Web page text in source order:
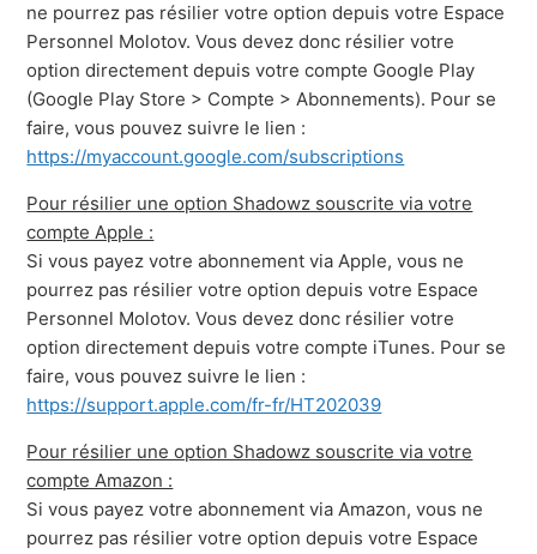
ne pourrez pas résilier votre option depuis votre Espace
Personnel Molotov. Vous devez donc résilier votre
option directement depuis votre compte Google Play
(Google Play Store > Compte > Abonnements). Pour se
faire, vous pouvez suivre le lien :
https://myaccount.google.com/subscriptions
Pour résilier une option Shadowz souscrite via votre
compte Apple :
Si vous payez votre abonnement via Apple, vous ne
pourrez pas résilier votre option depuis votre Espace
Personnel Molotov. Vous devez donc résilier votre
option directement depuis votre compte iTunes. Pour se
faire, vous pouvez suivre le lien :
https://support.apple.com/fr-fr/HT202039
Pour résilier une option Shadowz souscrite via votre
compte Amazon :
Si vous payez votre abonnement via Amazon, vous ne
pourrez pas résilier votre option depuis votre Espace